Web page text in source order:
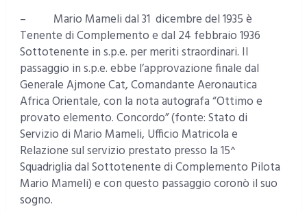
– Mario Mameli dal 31 dicembre del 1935 è
Tenente di Complemento e dal 24 febbraio 1936
Sottotenente in s.p.e. per meriti straordinari. Il
passaggio in s.p.e. ebbe l’approvazione finale dal
Generale Ajmone Cat, Comandante Aeronautica
Africa Orientale, con la nota autografa “Ottimo e
provato elemento. Concordo” (fonte: Stato di
Servizio di Mario Mameli, Ufficio Matricola e
Relazione sul servizio prestato presso la 15^
Squadriglia dal Sottotenente di Complemento Pilota
Mario Mameli) e con questo passaggio coronò il suo
sogno.